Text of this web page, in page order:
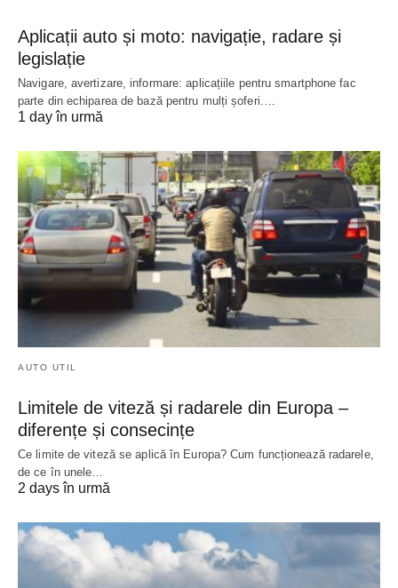
Aplicații auto și moto: navigație, radare și
legislație
Navigare, avertizare, informare: aplicațiile pentru smartphone fac
parte din echiparea de bază pentru mulți șoferi.…
1 day în urmă
AUTO UTIL
Limitele de viteză și radarele din Europa –
diferențe și consecințe
Ce limite de viteză se aplică în Europa? Cum funcționează radarele,
de ce în unele…
2 days în urmă